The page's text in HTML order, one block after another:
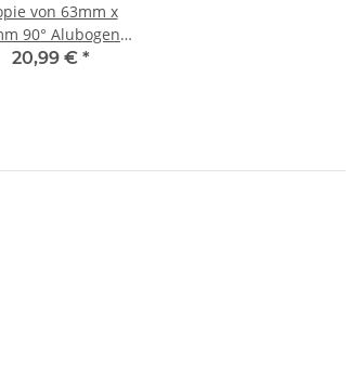
von 63mm x
90° Alubogen
Aluminium
20,99 € *